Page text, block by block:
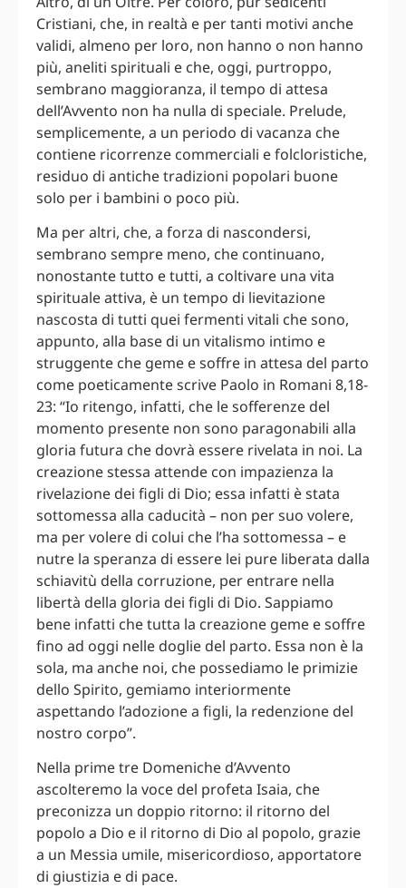
Cristiani, che, in realtà e per tanti motivi anche
validi, almeno per loro, non hanno o non hanno
più, aneliti spirituali e che, oggi, purtroppo,
sembrano maggioranza, il tempo di attesa
dell’Avvento non ha nulla di speciale. Prelude,
semplicemente, a un periodo di vacanza che
contiene ricorrenze commerciali e folcloristiche,
residuo di antiche tradizioni popolari buone
solo per i bambini o poco più.
Ma per altri, che, a forza di nascondersi,
sembrano sempre meno, che continuano,
nonostante tutto e tutti, a coltivare una vita
spirituale attiva, è un tempo di lievitazione
nascosta di tutti quei fermenti vitali che sono,
appunto, alla base di un vitalismo intimo e
struggente che geme e soffre in attesa del parto
come poeticamente scrive Paolo in Romani 8,18-
23: “Io ritengo, infatti, che le sofferenze del
momento presente non sono paragonabili alla
gloria futura che dovrà essere rivelata in noi. La
creazione stessa attende con impazienza la
rivelazione dei figli di Dio; essa infatti è stata
sottomessa alla caducità – non per suo volere,
ma per volere di colui che l’ha sottomessa – e
nutre la speranza di essere lei pure liberata dalla
schiavitù della corruzione, per entrare nella
libertà della gloria dei figli di Dio. Sappiamo
bene infatti che tutta la creazione geme e soffre
fino ad oggi nelle doglie del parto. Essa non è la
sola, ma anche noi, che possediamo le primizie
dello Spirito, gemiamo interiormente
aspettando l’adozione a figli, la redenzione del
nostro corpo”.
Nella prime tre Domeniche d’Avvento
ascolteremo la voce del profeta Isaia, che
preconizza un doppio ritorno: il ritorno del
popolo a Dio e il ritorno di Dio al popolo, grazie
a un Messia umile, misericordioso, apportatore
di giustizia e di pace.